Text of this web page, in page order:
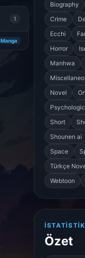
1
Manga
Biography
Crime
Ecchi
Horror
Manhwa
Novel
Short
Shounen ai
Space
Türkçe
Webtoon
İSTATISTIK
Özet